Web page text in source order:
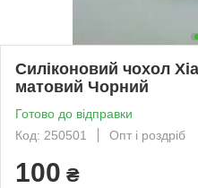
Силіконовий чохол
матовий Чорний
Готово до відправки
Код: 250501
Опт і роздріб
100 ₴